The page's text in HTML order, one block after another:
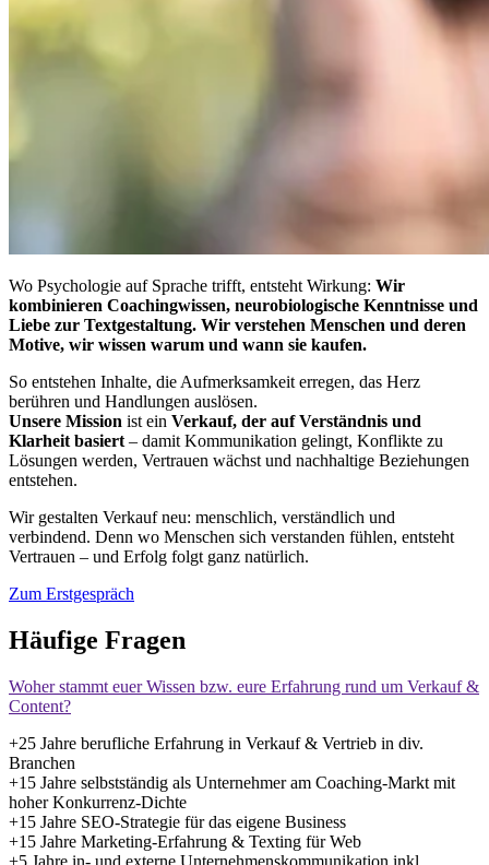
Wo Psychologie auf Sprache trifft, entsteht Wirkung: Wir
kombinieren Coachingwissen, neurobiologische Kenntnisse und
Liebe zur Textgestaltung. Wir verstehen Menschen und deren
Motive, wir wissen warum und wann sie kaufen.
So entstehen Inhalte, die Aufmerksamkeit erregen, das Herz
berühren und Handlungen auslösen.
Unsere Mission ist ein Verkauf, der auf Verständnis und
Klarheit basiert – damit Kommunikation gelingt, Konflikte zu
Lösungen werden, Vertrauen wächst und nachhaltige Beziehungen
entstehen.
Wir gestalten Verkauf neu: menschlich, verständlich und
verbindend. Denn wo Menschen sich verstanden fühlen, entsteht
Vertrauen – und Erfolg folgt ganz natürlich.
Zum Erstgespräch
Häufige Fragen
Woher stammt euer Wissen bzw. eure Erfahrung rund um Verkauf &
Content?
+25 Jahre berufliche Erfahrung in Verkauf & Vertrieb in div.
Branchen
+15 Jahre selbstständig als Unternehmer am Coaching-Markt mit
hoher Konkurrenz-Dichte
+15 Jahre SEO-Strategie für das eigene Business
+15 Jahre Marketing-Erfahrung & Texting für Web
+5 Jahre in- und externe Unternehmenskommunikation inkl.